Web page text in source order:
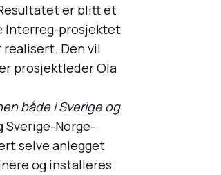
er blitt et
Interreg-prosjektet
realisert. Den vil
prosjektleder Ola
både i Sverige og
Norge-
selve anlegget
og installeres